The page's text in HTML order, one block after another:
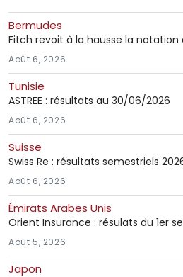
Bermudes
Fitch revoit à la hausse la notation
Août 6, 2026
Tunisie
ASTREE : résultats au 30/06/2026
Août 6, 2026
Suisse
Swiss Re : résultats semestriels
Août 6, 2026
Émirats Arabes Unis
Orient Insurance : résulats du 1er
Août 5, 2026
Japon